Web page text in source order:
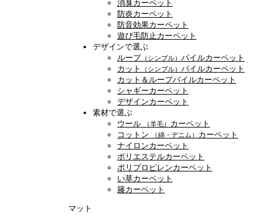
消臭カーペット
防炎カーペット
防音効果カーペット
遊び毛防止カーペット
デザインで選ぶ
ループ （シンプル） パイルカーペット
カット
（シンプル） パイルカーペット
カット＆ループパイルカーペット
シャギーカーペット
デザインカーペット
素材で選ぶ
ウール
（羊毛） カーペット
コットン
（綿・デニム） カーペット
ナイロンカーペット
ポリエステルカーペット
ポリプロピレンカーペット
い草カーペット
籐カーペット
マット